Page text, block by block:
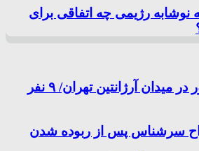
نوشابه رژیمی چه اتفاقی برای
سقوط آسانسور در میدان آرژانتین تهران/ ۹ نفر
سرشناس پس از ربوده شدن